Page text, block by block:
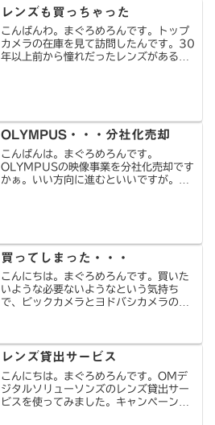
レンズも買っちゃった
こんばんわ。まぐろめろんです。トップ
カメラの在庫を見て訪問したんです。30
年以上前から憧れだったレンズがあるの
OLYMPUS・・・分社化売却
こんばんは。まぐろめろんです。
OLYMPUSの映像事業を分社化売却です
かぁ。いい方向に進むといいですが。で
買ってしまった・・・
こんにちは。まぐろめろんです。買いた
いような必要ないようなという気持ち
で、ビックカメラとヨドバシカメラのア
Teleconverter...
レンズ貸出サービス
こんにちは。まぐろめろんです。OMデ
ジタルソリューソンズのレンズ貸出サー
ビスを使ってみました。キャンペーンや